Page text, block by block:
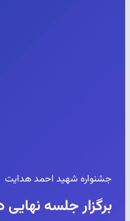
جشنواره شهید احمد هدایت
برگزار جلسه